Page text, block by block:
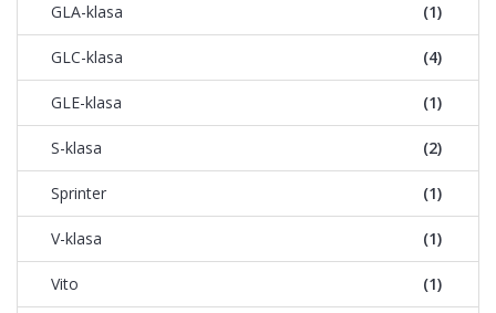
GLA-klasa (1)
GLC-klasa (4)
GLE-klasa (1)
S-klasa (2)
Sprinter (1)
V-klasa (1)
Vito (1)